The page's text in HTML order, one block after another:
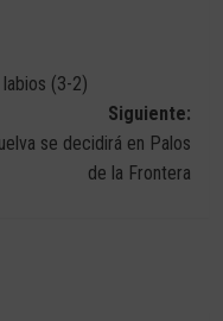
(3-2)
Siguiente:
se decidirá en Palos
de la Frontera